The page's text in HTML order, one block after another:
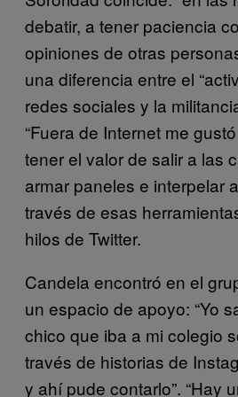
debatir, a tener paciencia
opiniones de otras
una diferencia entre el
redes sociales y la
“Fuera de Internet me
tener el valor de salir a las
armar paneles e interpelar
través de esas
hilos de Twitter.
Candela encontró en el
un espacio de apoyo: “Yo
chico que iba a mi colegio
través de historias de
y ahí pude contarlo”. “Hay